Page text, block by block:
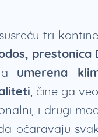
tri
prestonica
umerena
, čine ga
i drugi
očaravaju